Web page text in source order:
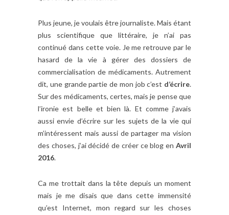
Plus jeune, je voulais être journaliste. Mais étant
plus scientifique que littéraire, je n’ai pas
continué dans cette voie. Je me retrouve par le
hasard de la vie à gérer des dossiers de
commercialisation de médicaments. Autrement
dit, une grande partie de mon job c’est d’écrire.
Sur des médicaments, certes, mais je pense que
l’ironie est belle et bien là. Et comme j’avais
aussi envie d’écrire sur les sujets de la vie qui
m’intéressent mais aussi de partager ma vision
des choses, j’ai décidé de créer ce blog en Avril
2016.
Ca me trottait dans la tête depuis un moment
mais je me disais que dans cette immensité
qu’est Internet, mon regard sur les choses